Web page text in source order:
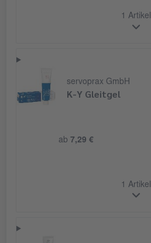
1 Artikel
servoprax GmbH
K-Y Gleitgel
ab 7,29 €
1 Artikel